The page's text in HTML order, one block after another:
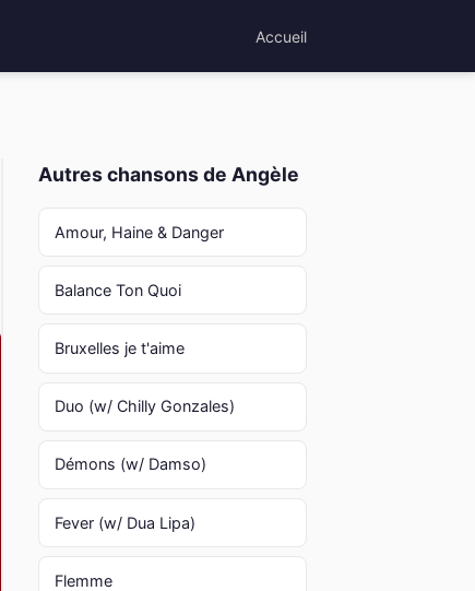
Accueil
Autres chansons de Angèle
Amour, Haine & Danger
Balance Ton Quoi
Bruxelles je t'aime
Duo (w/ Chilly Gonzales)
Démons (w/ Damso)
Fever (w/ Dua Lipa)
Flemme